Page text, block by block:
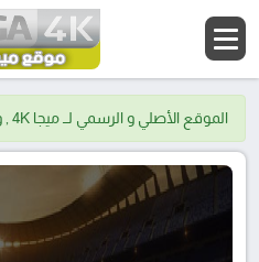
الموقع الأصلي و الرسمي لــ ميجا 4K , ولا يوجد لدينا موقع اخر.